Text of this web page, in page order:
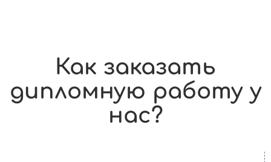
Как заказать
дипломную работу у
нас?